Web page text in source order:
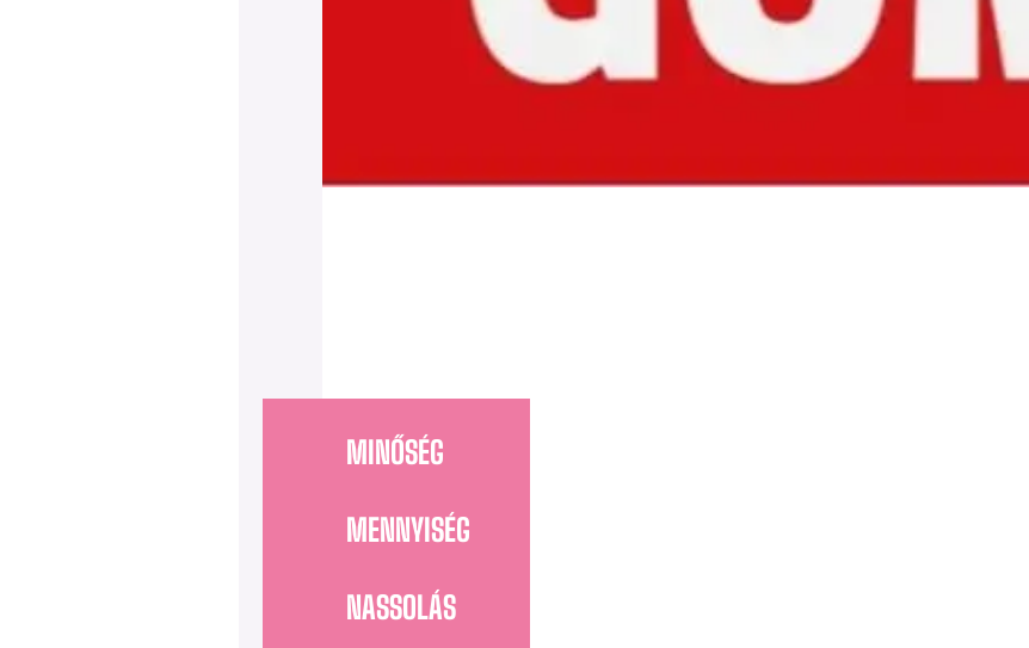
MINŐSÉG
MENNYISÉG
NASSOLÁS